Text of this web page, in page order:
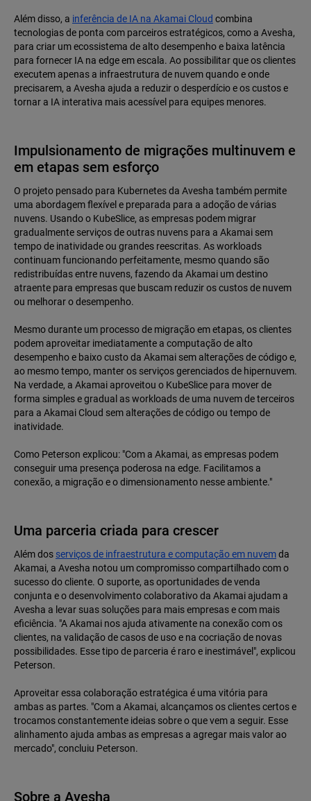
Além disso, a inferência de IA na Akamai Cloud combina
tecnologias de ponta com parceiros estratégicos, como a Avesha,
para criar um ecossistema de alto desempenho e baixa latência
para fornecer IA na edge em escala. Ao possibilitar que os clientes
executem apenas a infraestrutura de nuvem quando e onde
precisarem, a Avesha ajuda a reduzir o desperdício e os custos e
tornar a IA interativa mais acessível para equipes menores.
Impulsionamento de migrações multinuvem e
em etapas sem esforço
O projeto pensado para Kubernetes da Avesha também permite
uma abordagem flexível e preparada para a adoção de várias
nuvens. Usando o KubeSlice, as empresas podem migrar
gradualmente serviços de outras nuvens para a Akamai sem
tempo de inatividade ou grandes reescritas. As workloads
continuam funcionando perfeitamente, mesmo quando são
redistribuídas entre nuvens, fazendo da Akamai um destino
atraente para empresas que buscam reduzir os custos de nuvem
ou melhorar o desempenho.
Mesmo durante um processo de migração em etapas, os clientes
podem aproveitar imediatamente a computação de alto
desempenho e baixo custo da Akamai sem alterações de código e,
ao mesmo tempo, manter os serviços gerenciados de hipernuvem.
Na verdade, a Akamai aproveitou o KubeSlice para mover de
forma simples e gradual as workloads de uma nuvem de terceiros
para a Akamai Cloud sem alterações de código ou tempo de
inatividade.
Como Peterson explicou: "Com a Akamai, as empresas podem
conseguir uma presença poderosa na edge. Facilitamos a
conexão, a migração e o dimensionamento nesse ambiente."
Uma parceria criada para crescer
Além dos serviços de infraestrutura e computação em nuvemda
Akamai, a Avesha notou um compromisso compartilhado com o
sucesso do cliente. O suporte, as oportunidades de venda
conjunta e o desenvolvimento colaborativo da Akamai ajudam a
Avesha a levar suas soluções para mais empresas e com mais
eficiência. "A Akamai nos ajuda ativamente na conexão com os
clientes, na validação de casos de uso e na cocriação de novas
possibilidades. Esse tipo de parceria é raro e inestimável", explicou
Peterson.
Aproveitar essa colaboração estratégica é uma vitória para
ambas as partes. "Com a Akamai, alcançamos os clientes certos e
trocamos constantemente ideias sobre o que vem a seguir. Esse
alinhamento ajuda ambas as empresas a agregar mais valor ao
mercado", concluiu Peterson.
Sobre a Avesha